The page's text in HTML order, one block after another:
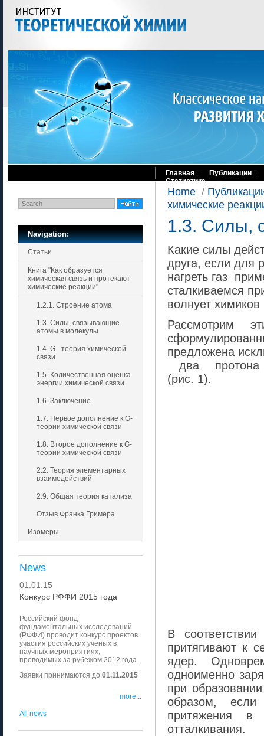
Главная
Публикации
Статистика
Navigation:
Статьи
Книга "Как образуется
химическая связь и протекают
химические реакции"
1.2.1. Строение атома
1.3. Силы, связывающие
атомы в молекулы
1.4. G - теория химической
связи
1.5. Количественная оценка
энергии химической связи
1.6. Заключение
1.7. Первое дополнение к G-
теории химической связи
1.8. Второе дополнение к G-
теории химической связи
2.2. Теория элементарных
взаимодействий
2.9. Общая теория катализа
Отзыв Франка Гримера
Изомеры
News
01.01.15
Конкурс РФФИ 2015 года
Российский фонд
фундаментальных исследований
(РФФИ) проводит конкурс проектов
участия российских ученых в
научных мероприятиях,
проводимых за рубежом 2012 года.
Заявки принимаются до 01.11.2015
more...
All news
Home /
химические
1.3. Силы,
Какие силы
друга, если для
нагреть газ
сталкиваемся
волнует
Рассмотрим
предложена
два протона
(рис. 1).
В
притягивают к
ядер.
одноименно
при
образом, если
притяжения в
отталкивания.